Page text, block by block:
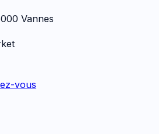
Vannes
vous